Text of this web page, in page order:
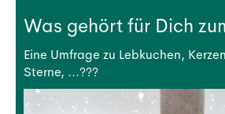
Was gehört für Dich
Eine Umfrage zu Lebkuchen,
Sterne, ...???